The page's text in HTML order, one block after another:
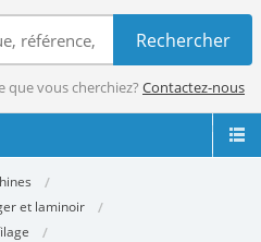
que vous cherchiez? Contactez-nous
et laminoir